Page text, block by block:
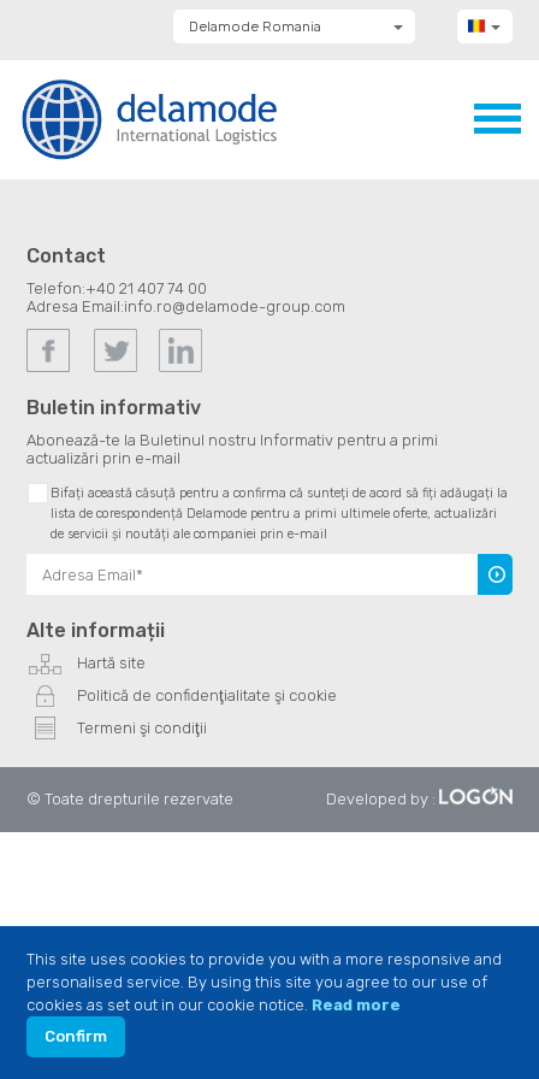
Delamode Romania
Delamode Bulgaria
Delamode Estonia
Delamode Latvia
Contact
Telefon:+40 21 407 74 00
Adresa Email:info.ro@delamode-group.com
Buletin informativ
Abonează-te la Buletinul nostru Informativ pentru a primi
actualizări prin e-mail
Bifați această căsuță pentru a confirma că sunteți de acord să fiți adăugați la
lista de corespondență Delamode pentru a primi ultimele oferte, actualizări
de servicii și noutăți ale companiei prin e-mail
Alte informații
Hartă site
Politică de confidenţialitate şi cookie
Termeni şi condiţii
© Toate drepturile rezervate Developed by :
This site uses cookies to provide you with a more responsive and
personalised service. By using this site you agree to our use of
cookies as set out in our cookie notice. Read more
Confirm